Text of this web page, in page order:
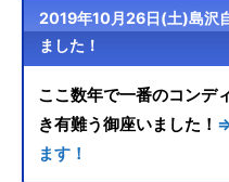
2019年10月26日(土)島沢
ました！
ここ数年で一番のコンデ
き有難う御座いました！
ます！